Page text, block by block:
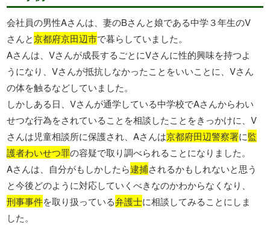
会社員の男性Aさんは、妻のBさんと娘である中学３年生のV
さんと京都府京田辺市で暮らしていました。
Aさんは、Vさんが成長するごとにVさんに性的興味を持つよ
うになり、Vさんが抵抗しなかったことをいいことに、Vさん
の体を触るなどしていました。
しかしある日、Vさんが通学している中学校でAさんからわい
せつな行為をされていることを相談したことをきっかけに、V
さんは児童相談所に保護され、Aさんは京都府田辺警察署に監
護者わいせつ罪の容疑で取り調べられることになりました。
Aさんは、自分がもしかしたら逮捕されるかもしれないと思う
と今後どのように対応していくべきなのかわからなくなり、
刑事事件を取り扱っている弁護士に相談してみることにしま
した。